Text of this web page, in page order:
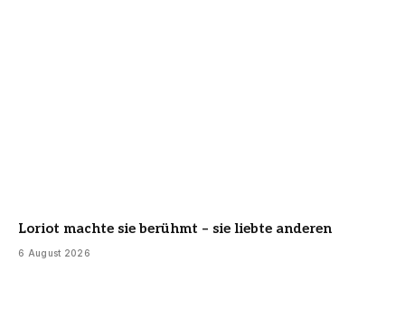
Loriot machte sie berühmt – sie liebte anderen
6 August 2026